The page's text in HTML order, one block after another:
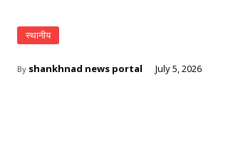
स्थानीय
By shankhnad news portal July 5, 2026